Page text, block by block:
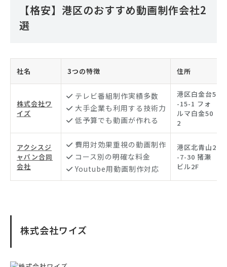
【格安】港区のおすすめ動画制作会社2
選
社名 3つの特徴 住所
株式会社ワ
イズ
テレビ番組制作実績多数
大手企業も利用する技術力
低予算でも動画が作れる
港区白金台5
-15-1 フォ
ルマ白金50
2
アクシスジ
ャパン合同
会社
費用対効果重視の動画制作
コース別の明確な料金
Youtube用動画制作対応
港区北青山2
-7-30 猪瀬
ビル2F
株式会社ワイズ